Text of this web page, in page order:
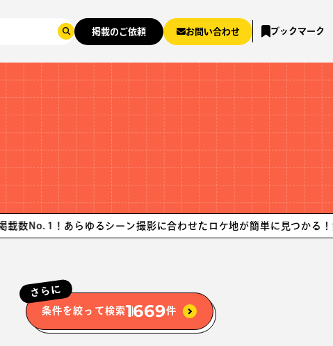
掲載のご依頼 お問い合わせ ブックマーク
！あらゆるシーン撮影に合わせたロケ地が簡単に見つかる！無料リサ
さらに
条件を絞って検索1669件